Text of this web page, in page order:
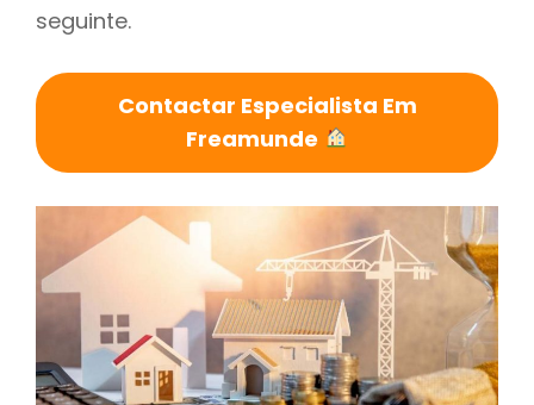
seguinte.
Contactar Especialista Em
Freamunde